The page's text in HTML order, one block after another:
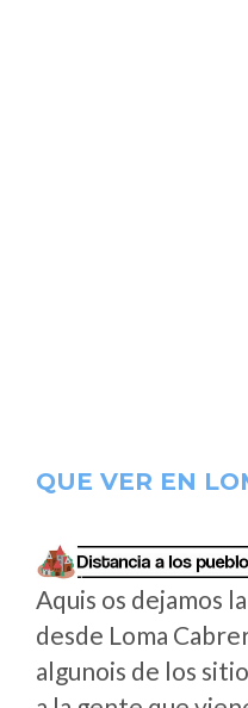
QUE VER EN
Aquis os dejamos
desde Loma
algunois de los